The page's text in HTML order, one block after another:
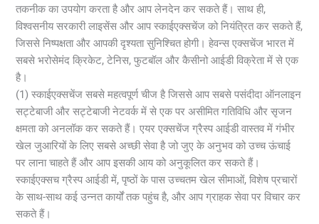
तकनीक का उपयोग करता है और आप लेनदेन कर सकते हैं। साथ ही,
विश्वसनीय सरकारी लाइसेंस और आप स्काईएक्सचेंज को नियंत्रित कर सकते हैं,
जिससे निष्पक्षता और आपकी दृश्यता सुनिश्चित होगी। हेवन्स एक्सचेंज भारत में
सबसे भरोसेमंद क्रिकेट, टेनिस, फुटबॉल और कैसीनो आईडी विक्रेता में से एक
है।
(1) स्काईएक्सचेंज सबसे महत्वपूर्ण चीज है जिससे आप सबसे पसंदीदा ऑनलाइन
सट्टेबाजी और सट्टेबाजी नेटवर्क में से एक पर असीमित गतिविधि और सृजन
क्षमता को अनलॉक कर सकते हैं। एयर एक्सचेंज ग्रैस्प आईडी वास्तव में गंभीर
खेल जुआरियों के लिए सबसे अच्छी सेवा है जो जुए के अनुभव को उच्च ऊंचाई
पर लाना चाहते हैं और आप इसकी आय को अनुकूलित कर सकते हैं।
स्काईएक्सच ग्रैस्प आईडी में, पृष्ठों के पास उच्चतम खेल सीमाओं, विशेष प्रचारों
के साथ-साथ कई उन्नत कार्यों तक पहुंच है, और आप ग्राहक सेवा पर विचार कर
सकते हैं।